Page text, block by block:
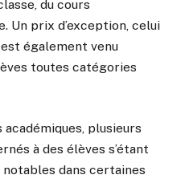
du cours
Un prix d’exception, celui
également venu
toutes catégories
plusieurs
à des élèves s’étant
dans certaines